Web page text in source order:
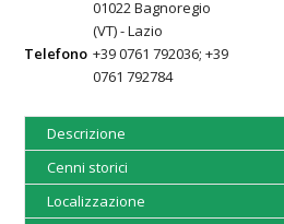
01022 Bagnoregio
(VT) - Lazio
Telefono +39 0761 792036; +39
0761 792784
Descrizione
Cenni storici
Localizzazione